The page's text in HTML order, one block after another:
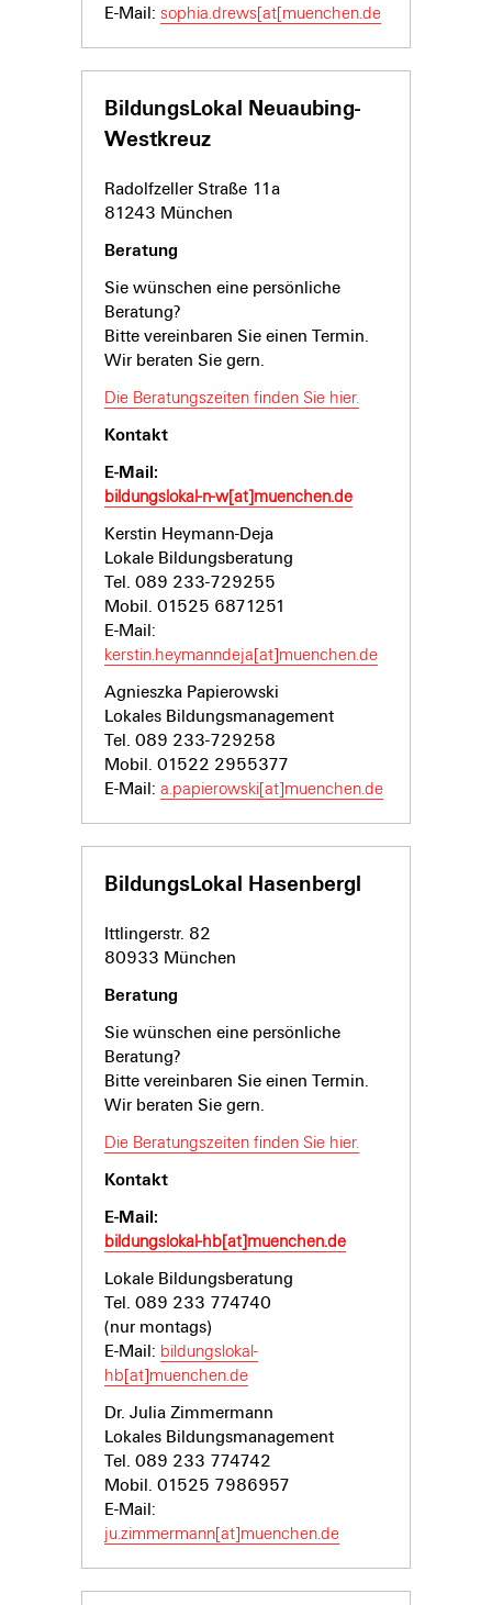
E-Mail: sophia.drews[at[muenchen.de
BildungsLokal Neuaubing-
Westkreuz
Radolfzeller Straße 11a
81243 München
Beratung
Sie wünschen eine persönliche
Beratung?
Bitte vereinbaren Sie einen Termin.
Wir beraten Sie gern.
Die Beratungszeiten finden Sie hier.
Kontakt
E-Mail:
bildungslokal-n-w[at]muenchen.de
Kerstin Heymann-Deja
Lokale Bildungsberatung
Tel. 089 233-729255
Mobil. 01525 6871251
E-Mail:
kerstin.heymanndeja[at]muenchen.de
Agnieszka Papierowski
Lokales Bildungsmanagement
Tel. 089 233-729258
Mobil. 01522 2955377
E-Mail: a.papierowski[at]muenchen.de
BildungsLokal Hasenbergl
Ittlingerstr. 82
80933 München
Beratung
Sie wünschen eine persönliche
Beratung?
Bitte vereinbaren Sie einen Termin.
Wir beraten Sie gern.
Die Beratungszeiten finden Sie hier.
Kontakt
E-Mail:
bildungslokal-hb[at]muenchen.de
Lokale Bildungsberatung
Tel. 089 233 774740
(nur montags)
E-Mail: bildungslokal-
hb[at]muenchen.de
Dr. Julia Zimmermann
Lokales Bildungsmanagement
Tel. 089 233 774742
Mobil. 01525 7986957
E-Mail:
ju.zimmermann[at]muenchen.de